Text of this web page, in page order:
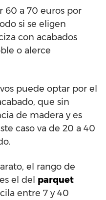
60 a 70 euros por
si se eligen
con acabados
o alerce
puede optar por el
que sin
de madera y es
caso va de 20 a 40
el rango de
el del parquet
entre 7 y 40